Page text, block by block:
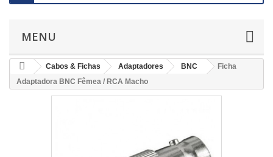
MENU
Cabos & Fichas Adaptadores BNC
Ficha
Adaptadora BNC Fêmea / RCA Macho